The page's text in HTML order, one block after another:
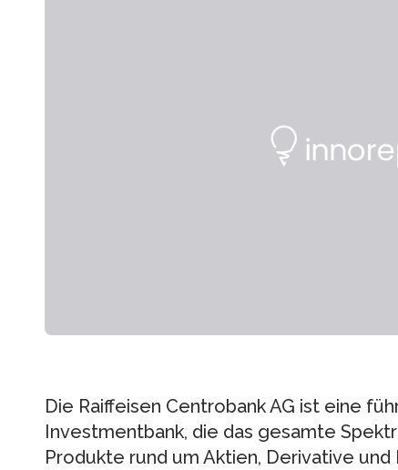
Die Raiffeisen Centrobank AG ist eine
Investmentbank, die das gesamte
Produkte rund um Aktien, Derivative